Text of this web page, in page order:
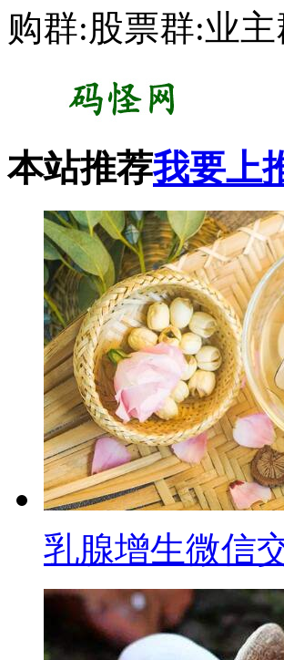
购群:股票群:业主
本站推荐我要上
乳腺增生微信